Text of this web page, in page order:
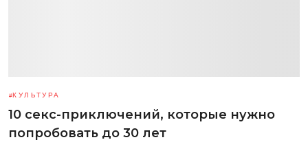
КУЛЬТУРА
10 секс-приключений, которые нужно
попробовать до 30 лет